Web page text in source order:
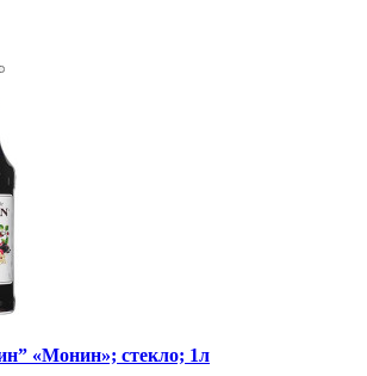
«Монин»; стекло; 1л